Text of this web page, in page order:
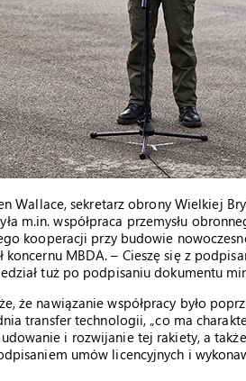
Wallace, sekretarz obrony Wielkiej
m.in. współpraca przemysłu
kooperacji przy budowie
MBDA. – Cieszę się z
tuż po podpisaniu dokumentu
że nawiązanie współpracy było
transfer technologii, „co ma
i rozwijanie tej rakiety, a także
umów licencyjnych i